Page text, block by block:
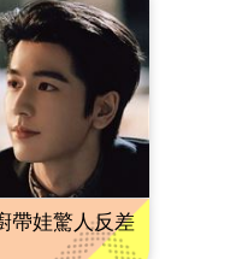
帶娃驚人反差